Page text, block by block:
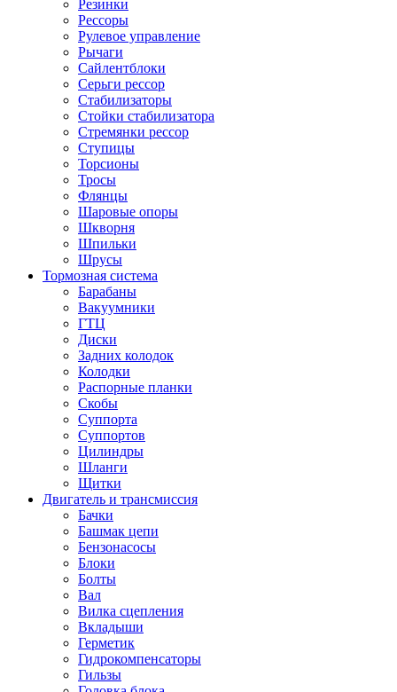
Резинки
Рессоры
Рулевое управление
Рычаги
Сайлентблоки
Серьги рессор
Стабилизаторы
Стойки стабилизатора
Стремянки рессор
Ступицы
Торсионы
Тросы
Флянцы
Шаровые опоры
Шкворня
Шпильки
Шрусы
Тормозная система
Барабаны
Вакуумники
ГТЦ
Диски
Задних колодок
Колодки
Распорные планки
Скобы
Суппорта
Суппортов
Цилиндры
Шланги
Щитки
Двигатель и трансмиссия
Бачки
Башмак цепи
Бензонасосы
Блоки
Болты
Вал
Вилка сцепления
Вкладыши
Герметик
Гидрокомпенсаторы
Гильзы